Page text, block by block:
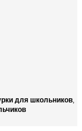
для школьников,